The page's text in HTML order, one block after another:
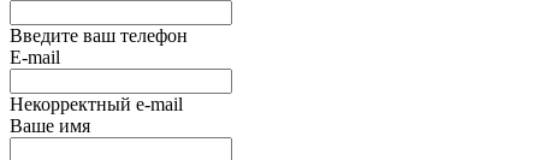
Введите ваш телефон
E-mail
Некорректный e-mail
Ваше имя